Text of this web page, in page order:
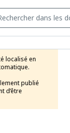
localisé en
publié
d’être